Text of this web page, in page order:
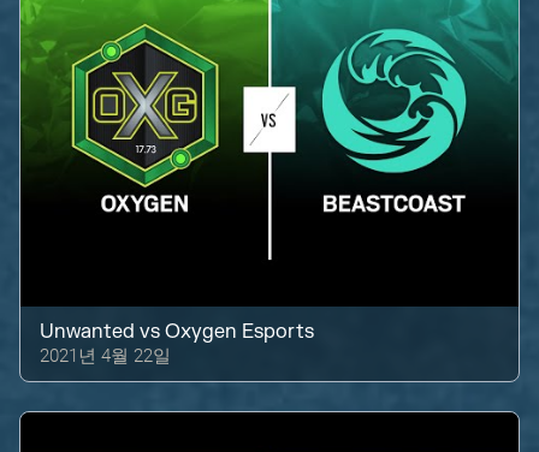
Unwanted vsOxygen Esports
2021년 4월 22일